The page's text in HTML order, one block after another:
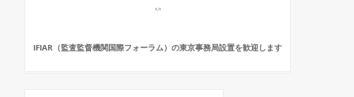
IFIAR（監査監督機関国際フォーラム）の東京事務局設置を歓迎します